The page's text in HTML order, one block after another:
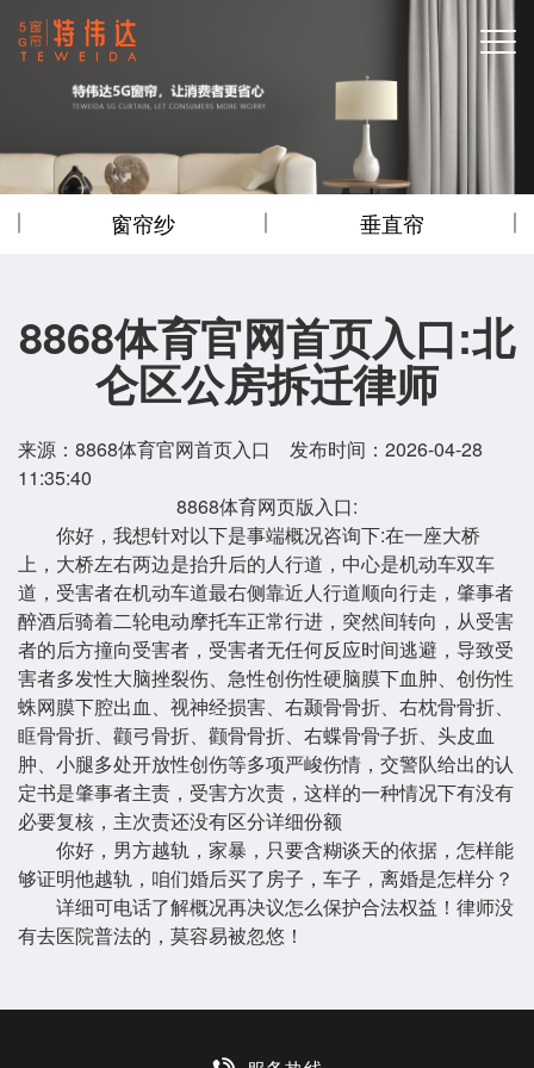
窗帘纱 垂直帘
8868体育官网首页入口:北
仑区公房拆迁律师
来源： 8868体育官网首页入口 发布时间：2026-04-28
11:35:40
8868体育网页版入口:
你好，我想针对以下是事端概况咨询下:在一座大桥
上，大桥左右两边是抬升后的人行道，中心是机动车双车
道，受害者在机动车道最右侧靠近人行道顺向行走，肇事者
醉酒后骑着二轮电动摩托车正常行进，突然间转向，从受害
者的后方撞向受害者，受害者无任何反应时间逃避，导致受
害者多发性大脑挫裂伤、急性创伤性硬脑膜下血肿、创伤性
蛛网膜下腔出血、视神经损害、右颞骨骨折、右枕骨骨折、
眶骨骨折、颧弓骨折、颧骨骨折、右蝶骨骨子折、头皮血
肿、小腿多处开放性创伤等多项严峻伤情，交警队给出的认
定书是肇事者主责，受害方次责，这样的一种情况下有没有
必要复核，主次责还没有区分详细份额
你好，男方越轨，家暴，只要含糊谈天的依据，怎样能
够证明他越轨，咱们婚后买了房子，车子，离婚是怎样分？
详细可电话了解概况再决议怎么保护合法权益！律师没
有去医院普法的，莫容易被忽悠！